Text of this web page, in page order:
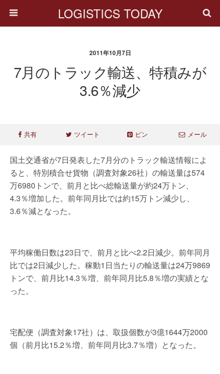
LOGISTICS TODAY
2011年10月7日
7月のトラック輸送、特積みが
3.6％減少
共有 ツイート ピン メール
国土交通省が7日発表した7月分のトラック輸送情報によ
ると、特別積合せ貨物（調査対象26社）の輸送量は574
万6980トンで、前月と比べ総輸送量が約24万トン、
4.3％増加した。前年同月比では約15万トン減少し、
3.6％減となった。
平均稼働日数は23日で、前月と比べ2.2日減少。前年同月
比では2日減少した。稼動1日当たりの輸送量は24万9869
トンで、前月比14.3％増、前年同月比5.8％増の実績とな
った。
宅配便（調査対象17社）は、取扱個数が3億1644万2000
個（前月比15.2％増、前年同月比3.7％増）となった。